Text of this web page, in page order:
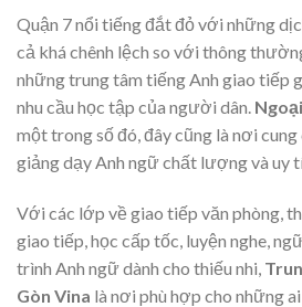
Quận 7 nổi tiếng đắt đỏ với những
cả khá chênh lệch so với thông
những trung tâm tiếng Anh giao tiếp
nhu cầu học tập của người dân.
một trong số đó, đây cũng là nơi
giảng dạy Anh ngữ chất lượng và uy
Với các lớp về giao tiếp văn phòng,
giao tiếp, học cấp tốc, luyện nghe,
trình Anh ngữ dành cho thiếu nhi,
Gòn Vina là nơi phù hợp cho những